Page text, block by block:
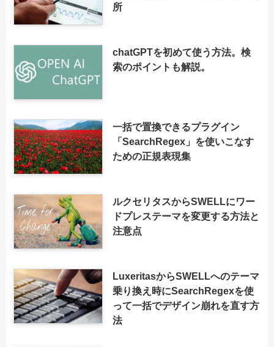
所
chatGPTを初めて使う方法。検
索のポイントも解説。
一括で置換できるプラグイン
「SearchRegex」を使いこなす
ための正規表現集
ルクセリタスからSWELLにワー
ドプレステーマを変更する方法と
注意点
LuxeritasからSWELLへのテーマ
乗り換え時にSearchRegexを使
って一括でデザイン崩れを直す方
法